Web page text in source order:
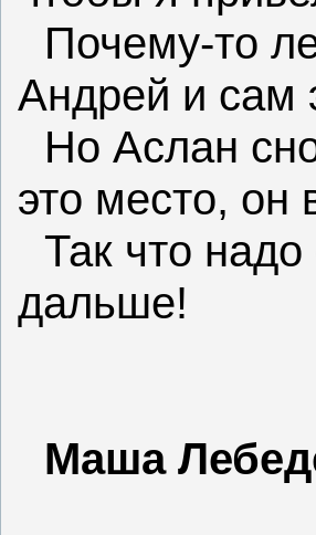
Почему-то
Андрей и сам
Но Аслан
это место, он
Так что надо
дальше!
Маша